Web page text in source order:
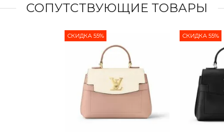
СОПУТСТВУЮЩИЕ ТОВАРЫ
СКИДКА 55% СКИДКА 55%